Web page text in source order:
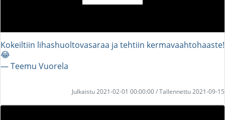
Kokeiltiin lihashuoltovasaraa ja tehtiin kermavaahtohaaste!
😂
― Teemu Vuorela
Julkaistu 2021-02-01 00:00:00 / Tallennettu 2021-09-15